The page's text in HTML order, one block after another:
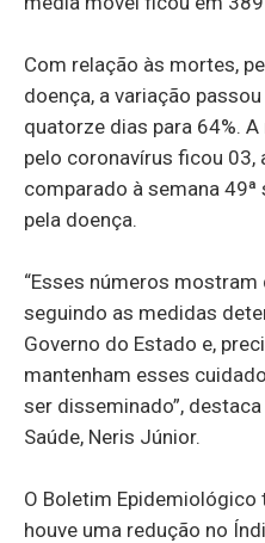
Com relação às mortes,
doença, a variação
quatorze dias para 64%.
pelo coronavírus ficou 03,
comparado à semana
pela doença.
“Esses números mostram
seguindo as medidas
Governo do Estado e,
mantenham esses
ser disseminado”,
Saúde, Neris Júnior.
O Boletim
houve uma redução no